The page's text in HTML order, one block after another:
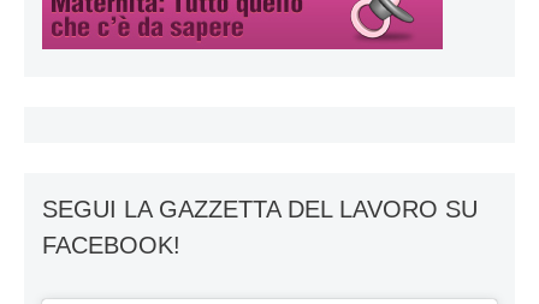
SEGUI LA GAZZETTA DEL LAVORO SU
FACEBOOK!